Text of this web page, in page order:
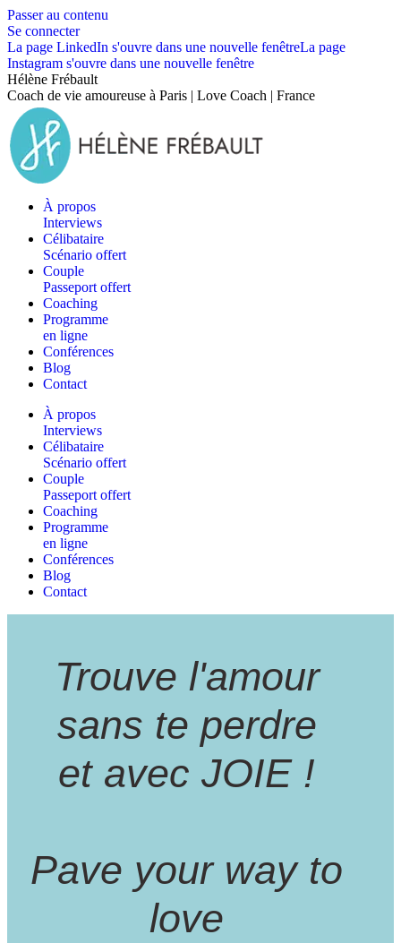
Passer au contenu
Se connecter
La page LinkedIn s'ouvre dans une nouvelle fenêtreLa page
Instagram s'ouvre dans une nouvelle fenêtre
Hélène Frébault
Coach de vie amoureuse à Paris | Love Coach | France
À propos
Interviews
Célibataire
Scénario offert
Couple
Passeport offert
Coaching
Programme
en ligne
Conférences
Blog
Contact
À propos
Interviews
Célibataire
Scénario offert
Couple
Passeport offert
Coaching
Programme
en ligne
Conférences
Blog
Contact
Trouve l'amour
sans te perdre
et avec JOIE !
Pave your way to
love